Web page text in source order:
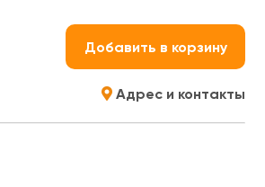
Добавить в корзину
Адрес и контакты